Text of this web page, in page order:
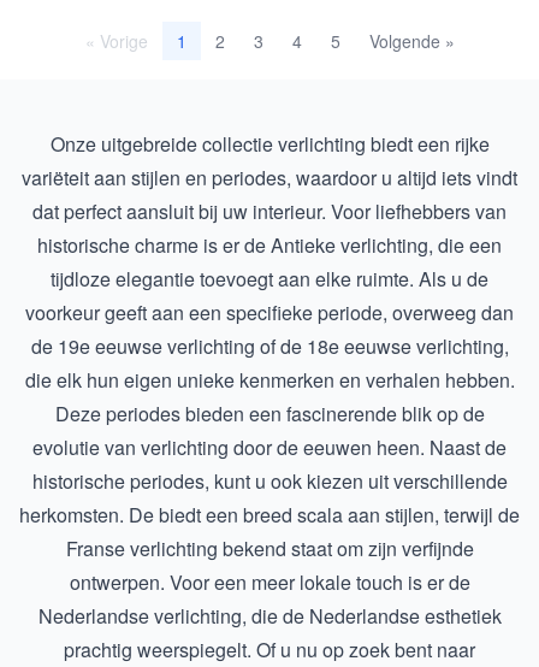
« Vorige 1 2 3 4 5 Volgende »
Onze uitgebreide collectie verlichting biedt een rijke
variëteit aan stijlen en periodes, waardoor u altijd iets vindt
dat perfect aansluit bij uw interieur. Voor liefhebbers van
historische charme is er deAntieke verlichting, die een
tijdloze elegantie toevoegt aan elke ruimte. Als u de
voorkeur geeft aan een specifieke periode, overweeg dan
de 19e eeuwse verlichting of de 18e eeuwse verlichting,
die elk hun eigen unieke kenmerken en verhalen hebben.
Deze periodes bieden een fascinerende blik op de
evolutie van verlichting door de eeuwen heen. Naast de
historische periodes, kunt u ook kiezen uit verschillende
herkomsten. De biedt een breed scala aan stijlen, terwijl de
Franse verlichting bekend staat om zijn verfijnde
ontwerpen. Voor een meer lokale touch is er de
Nederlandse verlichting, die de Nederlandse esthetiek
prachtig weerspiegelt. Of u nu op zoek bent naar